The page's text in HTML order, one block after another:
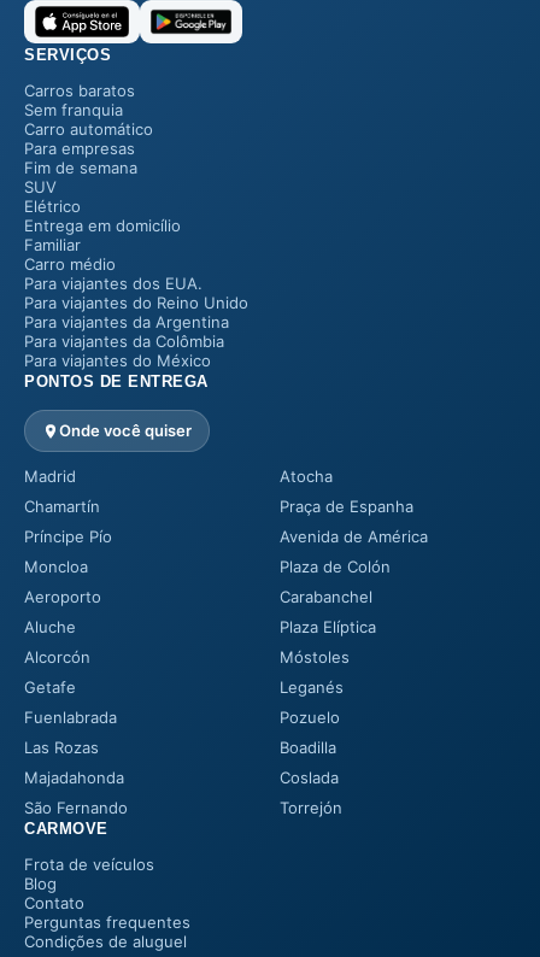
SERVIÇOS
Carros baratos
Sem franquia
Carro automático
Para empresas
Fim de semana
SUV
Elétrico
Entrega em domicílio
Familiar
Carro médio
Para viajantes dos EUA.
Para viajantes do Reino Unido
Para viajantes da Argentina
Para viajantes da Colômbia
Para viajantes do México
PONTOS DE ENTREGA
Onde você quiser
Madrid
Atocha
Chamartín
Praça de Espanha
Príncipe Pío
Avenida de América
Moncloa
Plaza de Colón
Aeroporto
Carabanchel
Aluche
Plaza Elíptica
Alcorcón
Móstoles
Getafe
Leganés
Fuenlabrada
Pozuelo
Las Rozas
Boadilla
Majadahonda
Coslada
São Fernando
Torrejón
CARMOVE
Frota de veículos
Blog
Contato
Perguntas frequentes
Condições de aluguel